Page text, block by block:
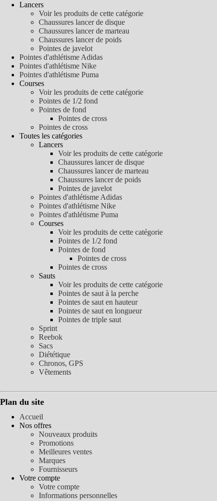
Lancers
Voir les produits de cette catégorie
Chaussures lancer de disque
Chaussures lancer de marteau
Chaussures lancer de poids
Pointes de javelot
Pointes d'athlétisme Adidas
Pointes d'athlétisme Nike
Pointes d'athlétisme Puma
Courses
Voir les produits de cette catégorie
Pointes de 1/2 fond
Pointes de fond
Pointes de cross
Pointes de cross
Toutes les catégories
Lancers
Voir les produits de cette catégorie
Chaussures lancer de disque
Chaussures lancer de marteau
Chaussures lancer de poids
Pointes de javelot
Pointes d'athlétisme Adidas
Pointes d'athlétisme Nike
Pointes d'athlétisme Puma
Courses
Voir les produits de cette catégorie
Pointes de 1/2 fond
Pointes de fond
Pointes de cross
Pointes de cross
Sauts
Voir les produits de cette catégorie
Pointes de saut à la perche
Pointes de saut en hauteur
Pointes de saut en longueur
Pointes de triple saut
Sprint
Reebok
Sacs
Diététique
Chronos, GPS
Vêtements
Plan du site
Accueil
Nos offres
Nouveaux produits
Promotions
Meilleures ventes
Marques
Fournisseurs
Votre compte
Votre compte
Informations personnelles